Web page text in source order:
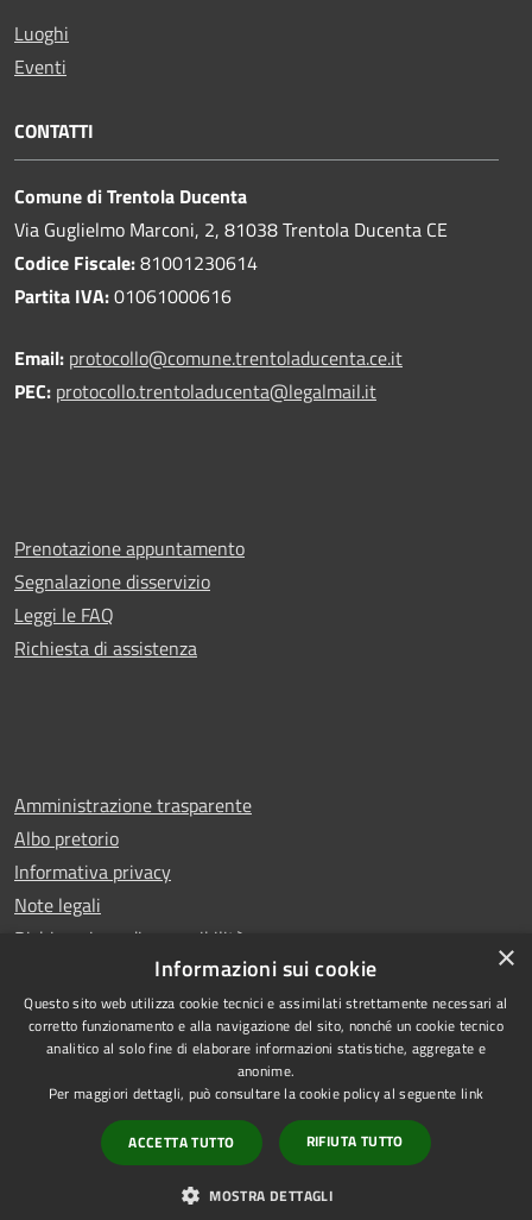
Luoghi
Eventi
CONTATTI
Comune di Trentola Ducenta
Via Guglielmo Marconi, 2, 81038 Trentola Ducenta CE
Codice Fiscale:81001230614
Partita IVA:01061000616
Email: protocollo@comune.trentoladucenta.ce.it
PEC: protocollo.trentoladucenta@legalmail.it
Prenotazione appuntamento
Segnalazione disservizio
Leggi le FAQ
Richiesta di assistenza
Amministrazione trasparente
Albo pretorio
Informativa privacy
Note legali
Dichiarazione di accessibilità
RSS
Accessibilità
Copyright © 2025 Comune di
Trentola Ducenta
Powered byMunicipium
Accesso redazione
×
Informazioni sui cookie
Questo sito web utilizza cookie tecnici e assimilati strettamente necessari al
corretto funzionamento e alla navigazione del sito, nonché un cookie tecnico
analitico al solo fine di elaborare informazioni statistiche, aggregate e
anonime.
Per maggiori dettagli, può consultare la cookie policy al seguente link
ACCETTA TUTTO RIFIUTA TUTTO
MOSTRA DETTAGLI